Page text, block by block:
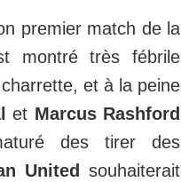
premier match de la
montré très fébrile
et à la peine
et Marcus Rashford
des tirer des
United
souhaiterait